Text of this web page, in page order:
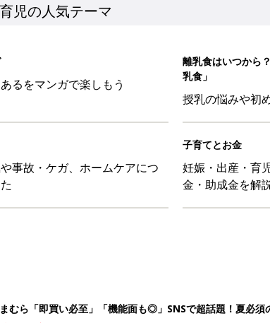
まむら「即買い必至」「機能面も◎」SNSで超話題！夏必須
赤ちゃん・育児
ルギーの原因にも！赤ちゃんを守るためにやっておきたい
赤ちゃん・育児
中の自由時間は朝だけ!? ママ・パパに「朝活」のススメ